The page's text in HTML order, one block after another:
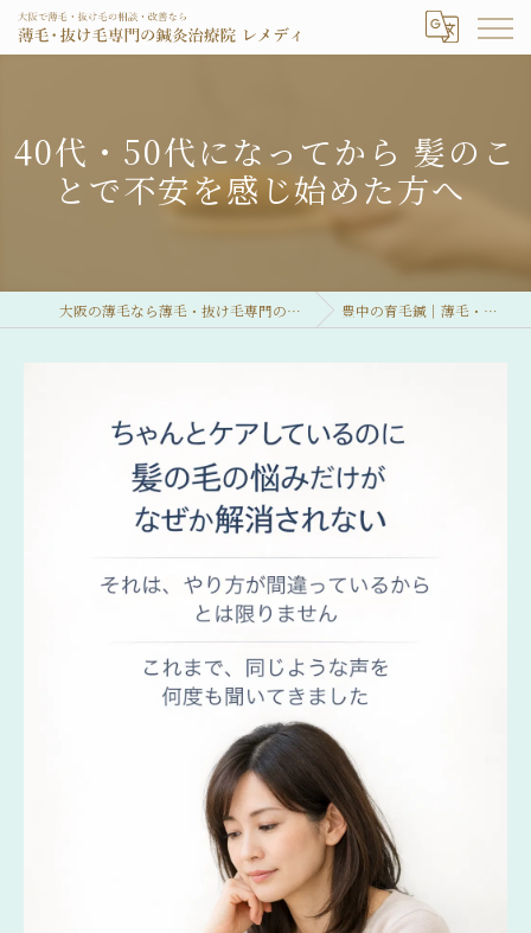
40代・50代になってから 髪のこ
とで不安を感じ始めた方へ
大阪の薄毛なら薄毛・抜け毛専門の鍼灸治療院 レメディ 豊中の育毛鍼｜薄毛・抜け毛専門鍼灸